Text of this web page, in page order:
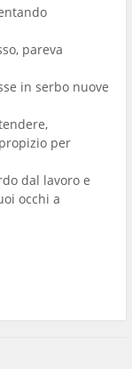
pareva
in serbo nuove
per
dal lavoro e
occhi a